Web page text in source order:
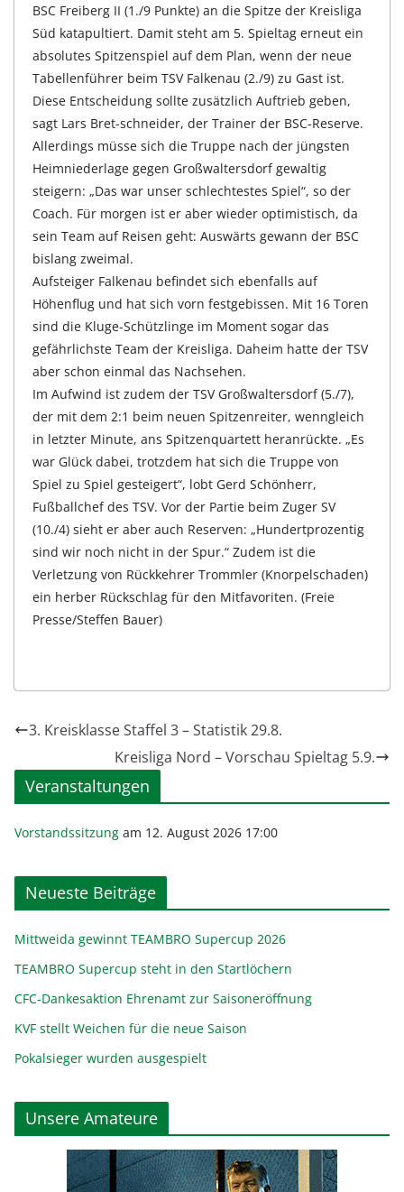
BSC Freiberg II (1./9 Punkte) an die Spitze der Kreisliga
Süd katapultiert. Damit steht am 5. Spieltag erneut ein
absolutes Spitzenspiel auf dem Plan, wenn der neue
Tabellenführer beim TSV Falkenau (2./9) zu Gast ist.
Diese Entscheidung sollte zusätzlich Auftrieb geben,
sagt Lars Bret-schneider, der Trainer der BSC-Reserve.
Allerdings müsse sich die Truppe nach der jüngsten
Heimniederlage gegen Großwaltersdorf gewaltig
steigern: „Das war unser schlechtestes Spiel“, so der
Coach. Für morgen ist er aber wieder optimistisch, da
sein Team auf Reisen geht: Auswärts gewann der BSC
bislang zweimal.
Aufsteiger Falkenau befindet sich ebenfalls auf
Höhenflug und hat sich vorn festgebissen. Mit 16 Toren
sind die Kluge-Schützlinge im Moment sogar das
gefährlichste Team der Kreisliga. Daheim hatte der TSV
aber schon einmal das Nachsehen.
Im Aufwind ist zudem der TSV Großwaltersdorf (5./7),
der mit dem 2:1 beim neuen Spitzenreiter, wenngleich
in letzter Minute, ans Spitzenquartett heranrückte. „Es
war Glück dabei, trotzdem hat sich die Truppe von
Spiel zu Spiel gesteigert“, lobt Gerd Schönherr,
Fußballchef des TSV. Vor der Partie beim Zuger SV
(10./4) sieht er aber auch Reserven: „Hundertprozentig
sind wir noch nicht in der Spur.“ Zudem ist die
Verletzung von Rückkehrer Trommler (Knorpelschaden)
ein herber Rückschlag für den Mitfavoriten. (Freie
Presse/Steffen Bauer)
3. Kreisklasse Staffel 3 – Statistik 29.8.
Kreisliga Nord – Vorschau Spieltag 5.9.
Veranstaltungen
Vorstandssitzung am 12. August 2026 17:00
Neueste Beiträge
Mittweida gewinnt TEAMBRO Supercup 2026
TEAMBRO Supercup steht in den Startlöchern
CFC-Dankesaktion Ehrenamt zur Saisoneröffnung
KVF stellt Weichen für die neue Saison
Pokalsieger wurden ausgespielt
Unsere Amateure